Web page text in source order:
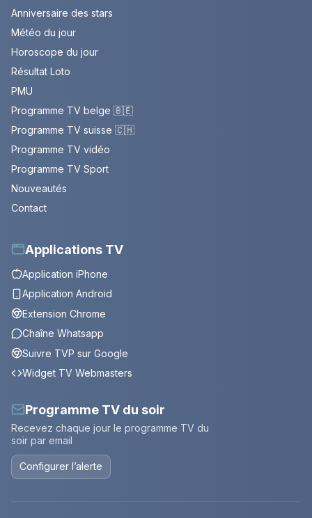
Anniversaire des stars
Météo du jour
Horoscope du jour
Résultat Loto
PMU
Programme TV belge 🇧🇪
Programme TV suisse 🇨🇭
Programme TV vidéo
Programme TV Sport
Nouveautés
Contact
Applications TV
Application iPhone
Application Android
Extension Chrome
Chaîne Whatsapp
Suivre TVP sur Google
Widget TV Webmasters
Programme TV du soir
Recevez chaque jour le programme TV du
soir par email
Configurer l’alerte